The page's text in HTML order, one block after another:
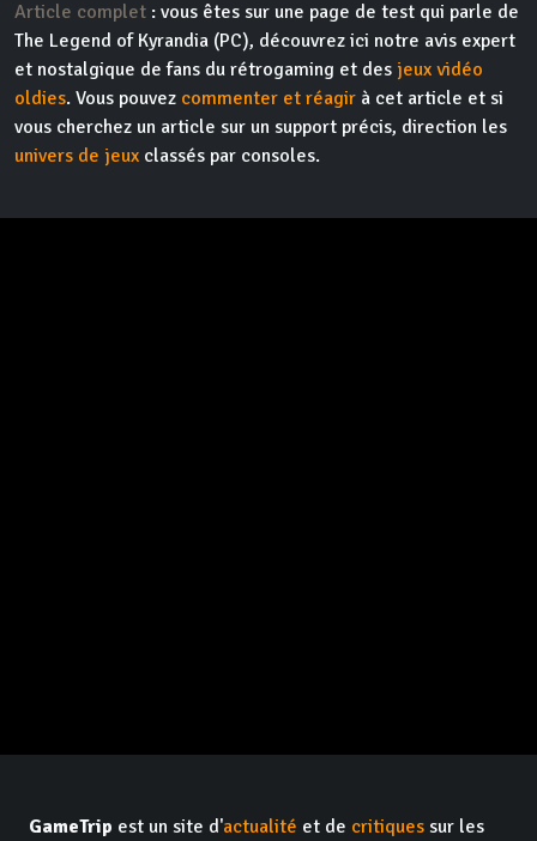
Article complet : vous êtes sur une page de test qui parle de
The Legend of Kyrandia (PC), découvrez ici notre avis expert
et nostalgique de fans du rétrogaming et des jeux vidéo
oldies. Vous pouvez commenter et réagir à cet article et si
vous cherchez un article sur un support précis, direction les
univers de jeux classés par consoles.
GameTrip est un site d'actualité et de critiques sur les